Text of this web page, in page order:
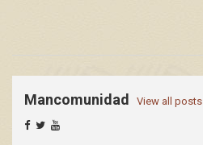
Mancomunidad View all posts